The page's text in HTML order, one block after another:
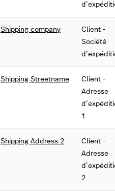
Shipping company
Client -
Société
Shipping Streetname
Client -
Adresse
1
Shipping Address 2
Client -
Adresse
2